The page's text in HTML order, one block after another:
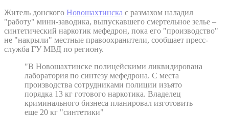
Житель донского Новошахтинска с размахом наладил
"работу" мини-заводика, выпускавшего смертельное зелье –
синтетический наркотик мефедрон, пока его "производство"
не "накрыли" местные правоохранители, сообщает пресс-
служба ГУ МВД по региону.
"В Новошахтинске полицейскими ликвидирована
лаборатория по синтезу мефедрона. С места
производства сотрудниками полиции изъято
порядка 13 кг готового наркотика. Владелец
криминального бизнеса планировал изготовить
еще 20 кг "синтетики"